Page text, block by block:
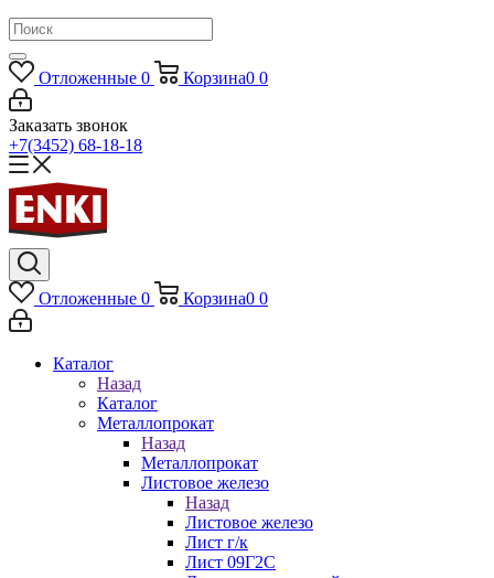
Отложенные 0 Корзина0 0
Заказать звонок
+7(3452) 68-18-18
Отложенные 0 Корзина0 0
Каталог
Назад
Каталог
Металлопрокат
Назад
Металлопрокат
Листовое железо
Назад
Листовое железо
Лист г/к
Лист 09Г2С